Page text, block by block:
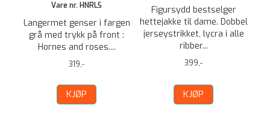
Vare nr. HNRLS
Langermet genser i fargen
grå med trykk på front :
Hornes and roses....
319,-
KJØP
Figursydd bestselger
hettejakke til dame. Dobbel
jerseystrikket, lycra i alle
ribber...
399,-
KJØP